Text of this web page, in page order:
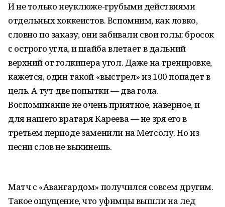
И не только неуклюже-грубыми действиями
отдельных хоккеистов. Вспомним, как ловко,
словно по заказу, они забивали свои голы: бросок
с острого угла, и шайба влетает в дальний
верхний от голкипера угол. Даже на тренировке,
кажется, один такой «выстрел» из 100 попадет в
цель. А тут две попытки — два гола.
Воспоминание не очень приятное, наверное, и
для нашего вратаря Кареева — не зря его в
третьем периоде заменили на Метсолу. Но из
песни слов не выкинешь.
Матч с «Авангардом» получился совсем другим.
Такое ощущение, что уфимцы вышли на лед